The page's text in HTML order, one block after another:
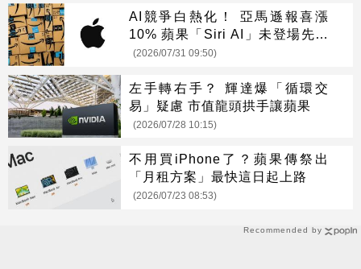
Recommended by
AI競爭白熱化！ 亞馬遜報喜漲
10% 蘋果「Siri AI」未登場先摔
8%
(2026/07/31 09:50)
左手轉右手？ 輝達爆「循環交
易」疑慮 市值龍頭拱手讓蘋果
(2026/07/28 10:15)
不用買iPhone了？蘋果傳祭出
「月租方案」最快這日起上路
(2026/07/23 08:53)